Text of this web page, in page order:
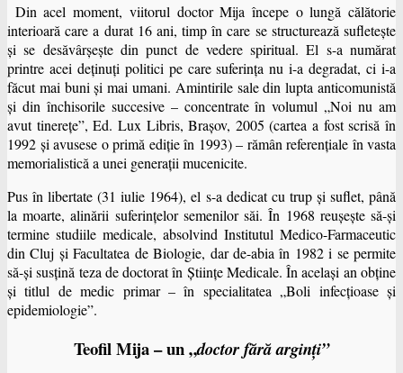
Din acel moment, viitorul doctor Mija începe o lungă călătorie
interioară care a durat 16 ani, timp în care se structurează sufleteşte
şi se desăvârşeşte din punct de vedere spiritual. El s-a numărat
printre acei deţinuţi politici pe care suferinţa nu i-a degradat, ci i-a
făcut mai buni şi mai umani. Amintirile sale din lupta anticomunistă
şi din închisorile succesive – concentrate în volumul „Noi nu am
avut tinereţe”, Ed. Lux Libris, Braşov, 2005 (cartea a fost scrisă în
1992 şi avusese o primă ediţie în 1993) – rămân referenţiale în vasta
memorialistică a unei generaţii mucenicite.
Pus în libertate (31 iulie 1964), el s-a dedicat cu trup şi suflet, până
la moarte, alinării suferinţelor semenilor săi. În 1968 reuşeşte să-şi
termine studiile medicale, absolvind Institutul Medico-Farmaceutic
din Cluj şi Facultatea de Biologie, dar de-abia în 1982 i se permite
să-şi susţină teza de doctorat în Ştiinţe Medicale. În acelaşi an obţine
şi titlul de medic primar – în specialitatea „Boli infecţioase şi
epidemiologie”.
Teofil Mija – un „doctor fără arginţi”